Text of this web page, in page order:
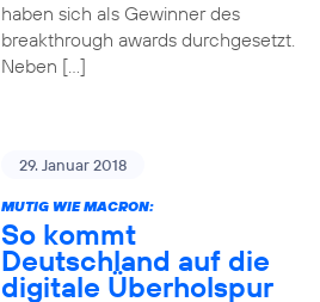
haben sich als Gewinner des
breakthrough awards durchgesetzt.
Neben […]
29. Januar 2018
MUTIG WIE MACRON:
So kommt
Deutschland auf die
digitale Überholspur